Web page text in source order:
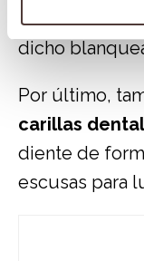
higiene que
dicho
Por último,
carillas
diente de
escusas para